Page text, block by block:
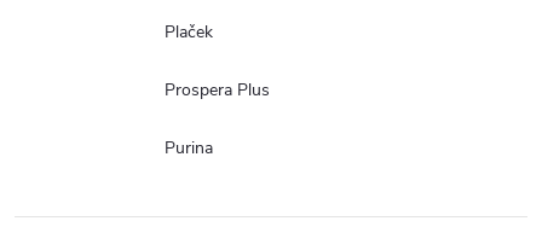
Plaček
Prospera Plus
Purina